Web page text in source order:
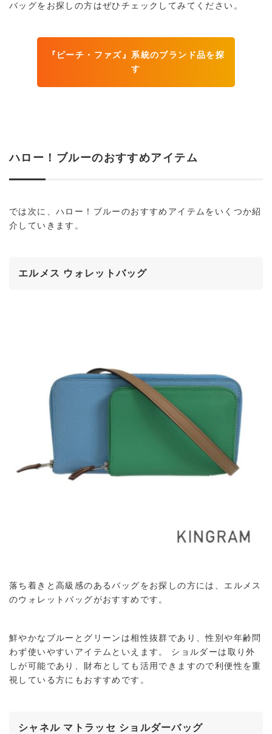
バッグをお探しの方はぜひチェックしてみてください。
『ピーチ・ファズ』系統のブランド品を探
す
ハロー！ブルーのおすすめアイテム
では次に、ハロー！ブルーのおすすめアイテムをいくつか紹
介していきます。
エルメス ウォレットバッグ
落ち着きと高級感のあるバッグをお探しの方には、エルメス
のウォレットバッグがおすすめです。
鮮やかなブルーとグリーンは相性抜群であり、性別や年齢問
わず使いやすいアイテムといえます。 ショルダーは取り外
しが可能であり、財布としても活用できますので利便性を重
視している方にもおすすめです。
シャネル マトラッセ ショルダーバッグ